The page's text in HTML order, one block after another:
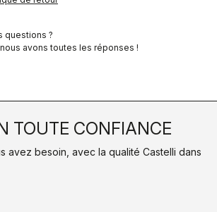
questions ?
avons toutes les réponses !
TOUTE CONFIANCE
avez besoin, avec la qualité Castelli dans